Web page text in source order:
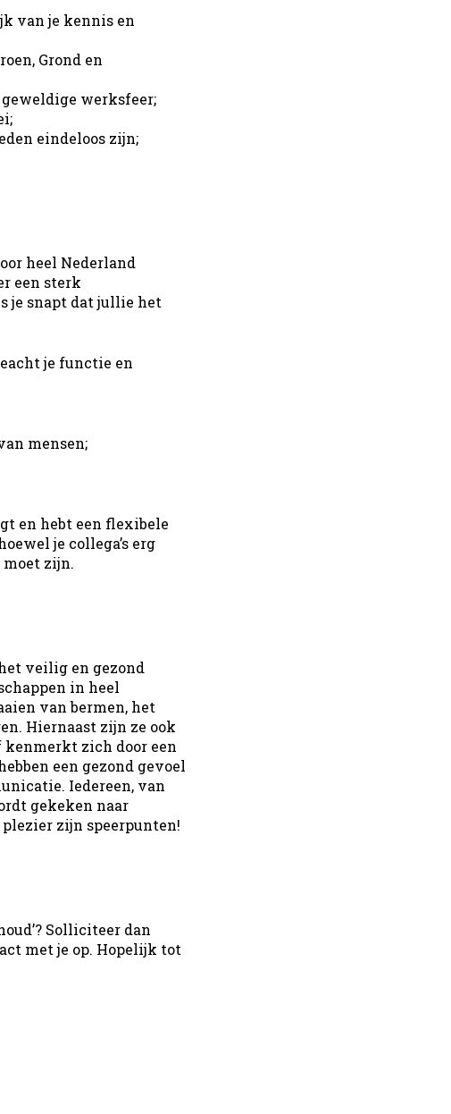
van je kennis en
Grond en
geweldige werksfeer;
eindeloos zijn;
heel Nederland
een sterk
je snapt dat jullie het
je functie en
mensen;
en hebt een flexibele
je collega’s erg
zijn.
veilig en gezond
in heel
van bermen, het
Hiernaast zijn ze ook
zich door een
een gezond gevoel
Iedereen, van
gekeken naar
zijn speerpunten!
Solliciteer dan
met je op. Hopelijk tot